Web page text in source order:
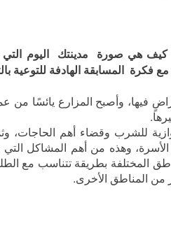
هي صورة مدينتك اليوم التي
فكرة المسابقة الهادفة للتوعية
فيها، وأصبح المزارع يائسًا من
للشرب وقضاء أهم الحاجات،
عبئاً كبيرًا على رب الأسرة، وهذه من أهم
المختلفة بطريقة تتناسب مع
من المناطق الأخرى.